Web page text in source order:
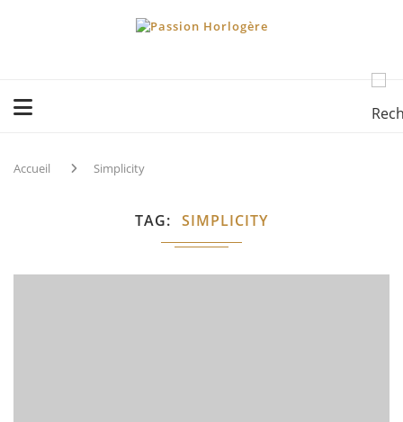
Accueil Simplicity
TAG SIMPLICITY